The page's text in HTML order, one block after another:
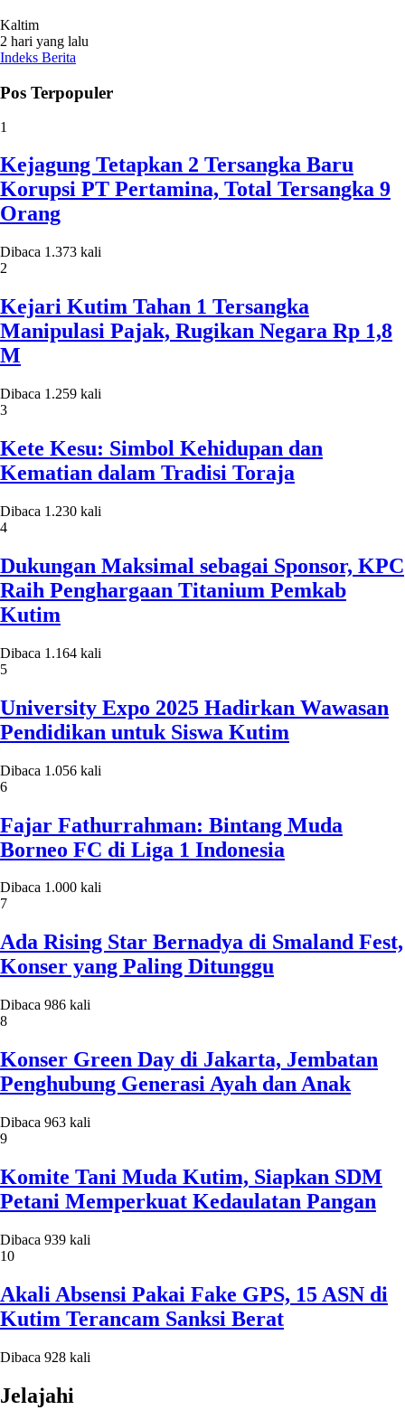
Kaltim
2 hari yang lalu
Indeks Berita
Pos Terpopuler
1
Kejagung Tetapkan 2 Tersangka Baru
Korupsi PT Pertamina, Total Tersangka 9
Orang
Dibaca 1.373 kali
2
Kejari Kutim Tahan 1 Tersangka
Manipulasi Pajak, Rugikan Negara Rp 1,8
M
Dibaca 1.259 kali
3
Kete Kesu: Simbol Kehidupan dan
Kematian dalam Tradisi Toraja
Dibaca 1.230 kali
4
Dukungan Maksimal sebagai Sponsor, KPC
Raih Penghargaan Titanium Pemkab
Kutim
Dibaca 1.164 kali
5
University Expo 2025 Hadirkan Wawasan
Pendidikan untuk Siswa Kutim
Dibaca 1.056 kali
6
Fajar Fathurrahman: Bintang Muda
Borneo FC di Liga 1 Indonesia
Dibaca 1.000 kali
7
Ada Rising Star Bernadya di Smaland Fest,
Konser yang Paling Ditunggu
Dibaca 986 kali
8
Konser Green Day di Jakarta, Jembatan
Penghubung Generasi Ayah dan Anak
Dibaca 963 kali
9
Komite Tani Muda Kutim, Siapkan SDM
Petani Memperkuat Kedaulatan Pangan
Dibaca 939 kali
10
Akali Absensi Pakai Fake GPS, 15 ASN di
Kutim Terancam Sanksi Berat
Dibaca 928 kali
Jelajahi